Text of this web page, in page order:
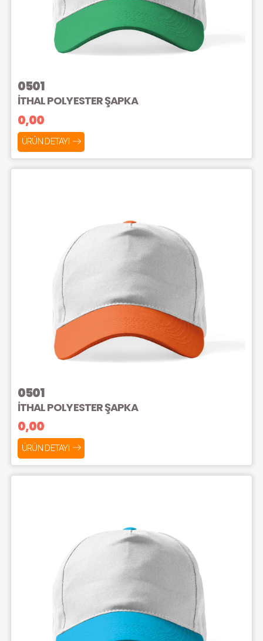
0501
İTHAL POLYESTER ŞAPKA
0,00
ÜRÜN DETAYI
0501
İTHAL POLYESTER ŞAPKA
0,00
ÜRÜN DETAYI